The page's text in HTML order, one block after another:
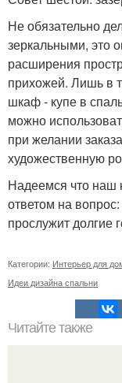
Не обязательно
зеркальными, это
расширения
прихожей. Лишь в
шкаф - купе в
можно
при желании
художественную
Надеемся что наш
ответом на
прослужит долгие
Категории: Интерьер для
Идеи дизайна спальни
Читайте также